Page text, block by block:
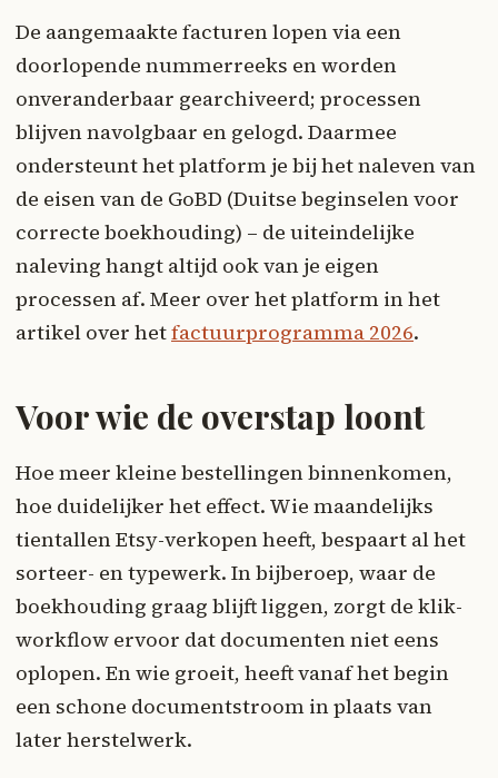
De aangemaakte facturen lopen via een
doorlopende nummerreeks en worden
onveranderbaar gearchiveerd; processen
blijven navolgbaar en gelogd. Daarmee
ondersteunt het platform je bij het naleven van
de eisen van de GoBD (Duitse beginselen voor
correcte boekhouding) – de uiteindelijke
naleving hangt altijd ook van je eigen
processen af. Meer over het platform in het
artikel over hetfactuurprogramma 2026.
Voor wie de overstap loont
Hoe meer kleine bestellingen binnenkomen,
hoe duidelijker het effect. Wie maandelijks
tientallen Etsy-verkopen heeft, bespaart al het
sorteer- en typewerk. In bijberoep, waar de
boekhouding graag blijft liggen, zorgt de klik-
workflow ervoor dat documenten niet eens
oplopen. En wie groeit, heeft vanaf het begin
een schone documentstroom in plaats van
later herstelwerk.